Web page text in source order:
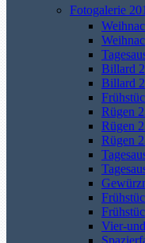
Fotogalerie
Billard
Billard
Rügen
Rügen
Rügen
Vier-